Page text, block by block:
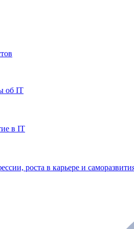
об IT
в IT
роста в карьере и